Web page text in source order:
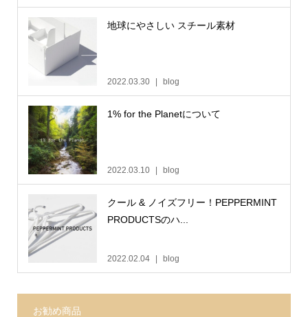
地球にやさしい スチール素材
2022.03.30 blog
1% for the Planetについて
2022.03.10 blog
クール & ノイズフリー！PEPPERMINT
PRODUCTSのハ...
2022.02.04 blog
お勧め商品